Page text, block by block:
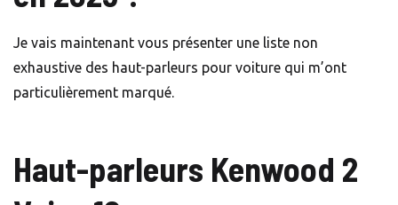
Je vais maintenant vous présenter une liste non
exhaustive des haut-parleurs pour voiture qui m’ont
particulièrement marqué.
Haut-parleurs Kenwood 2